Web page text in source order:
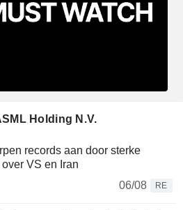
Holding N.V.
records aan door sterke
VS en Iran
06/08
RE